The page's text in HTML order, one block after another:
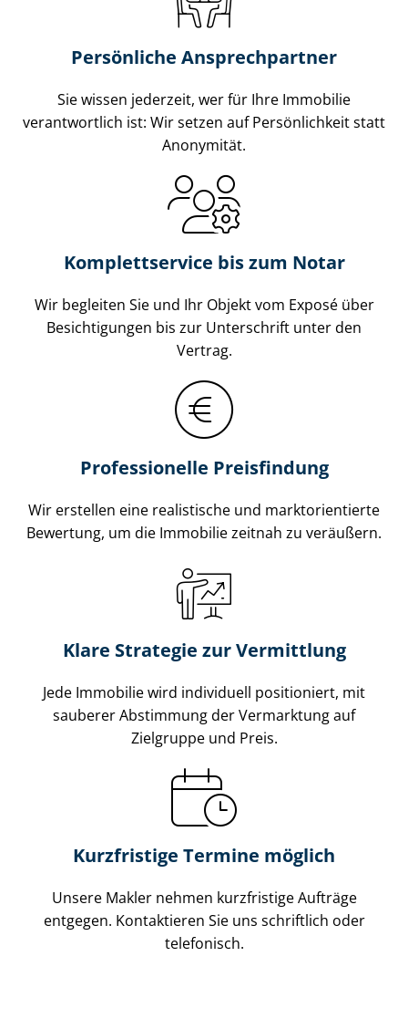
Persönliche Ansprechpartner
Sie wissen jederzeit, wer für Ihre Immobilie
verantwortlich ist: Wir setzen auf Persönlichkeit statt
Anonymität.
Komplettservice bis zum Notar
Wir begleiten Sie und Ihr Objekt vom Exposé über
Besichtigungen bis zur Unterschrift unter den
Vertrag.
Professionelle Preisfindung
Wir erstellen eine realistische und markt­ori­en­tier­te
Bewertung, um die Immobilie zeitnah zu veräußern.
Klare Strategie zur Vermittlung
Jede Immobilie wird individuell positioniert, mit
sauberer Abstimmung der Vermarktung auf
Zielgruppe und Preis.
Kurzfristige Termine möglich
Unsere Makler nehmen kurzfristige Aufträge
entgegen. Kontaktieren Sie uns schriftlich oder
telefonisch.